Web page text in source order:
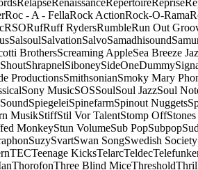
RelapseRenaissanceRepertoireReprise
Roc - A - FellaRock ActionRock-O-Rama
RSORufRuff RydersRumbleRun Out
SalsoulSalvationSalvoSamadhisound
BrothersScreaming AppleSea Breeze
ShoutShrapnelSiboneySideOneDummy
ProductionsSmithsonianSmoky Mary
Sony MusicSOSSoulSoul JazzSoul
SpiegeleiSpinefarmSpinout Nuggets
MusikStiffStil Vor TalentStomp Off
MonkeyStun VolumeSub PopSubpop
SuzySvartSwan SongSwedish
TECTeenage KicksTelarcTeldec
ThorofonThree Blind MiceThreshold